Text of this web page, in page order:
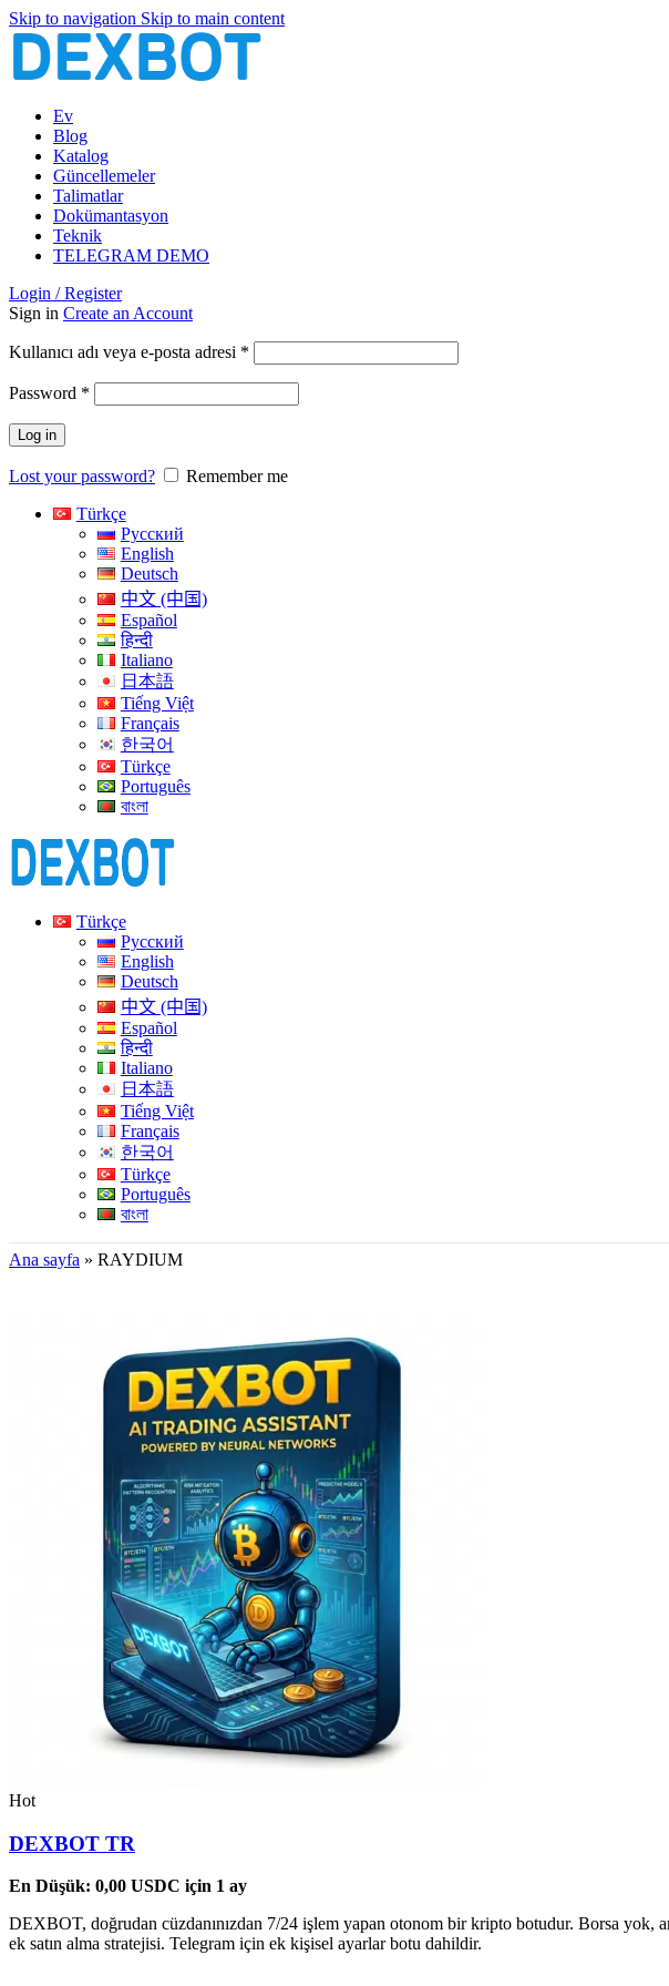
Skip to navigation Skip to main content
Ev
Blog
Katalog
Güncellemeler
Talimatlar
Dokümantasyon
Teknik
TELEGRAM DEMO
Login / Register
Sign in Create an Account
Kullanıcı adı veya e-posta adresi *
Password *
Log in
Lost your password?
Remember me
Türkçe
Русский
English
Deutsch
中文 (中国)
Español
हिन्दी
Italiano
日本語
Tiếng Việt
Français
한국어
Türkçe
Português
বাংলা
Türkçe
Русский
English
Deutsch
中文 (中国)
Español
हिन्दी
Italiano
日本語
Tiếng Việt
Français
한국어
Türkçe
Português
বাংলা
Ana sayfa » RAYDIUM
Hot
DEXBOT TR
En Düşük: 0,00 USDC için 1 ay
DEXBOT, doğrudan cüzdanınızdan 7/24 işlem yapan otonom bir kripto botudur. Borsa
ek satın alma stratejisi. Telegram için ek kişisel ayarlar botu dahildir.